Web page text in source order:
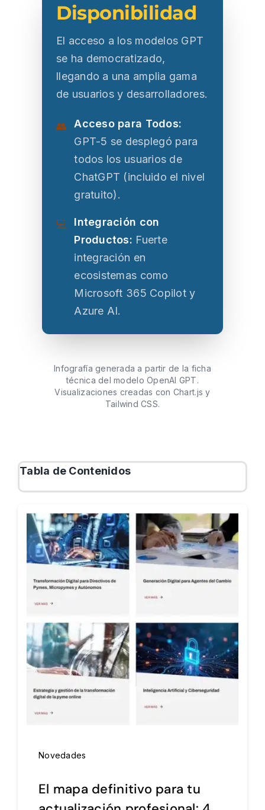
Disponibilidad
El acceso a los modelos GPT
se ha democratizado,
llegando a una amplia gama
de usuarios y desarrolladores.
👥
Acceso para Todos:
GPT-5 se desplegó para
todos los usuarios de
ChatGPT (incluido el nivel
gratuito).
💻
Integración con
Productos: Fuerte
integración en
ecosistemas como
Microsoft 365 Copilot y
Azure AI.
Infografía generada a partir de la ficha
técnica del modelo OpenAI GPT.
Visualizaciones creadas con Chart.js y
Tailwind CSS.
Tabla de Contenidos
Novedades
El mapa definitivo para tu